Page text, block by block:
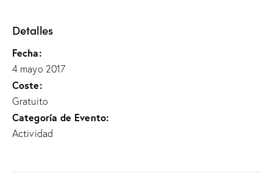
Detalles
Fecha:
4 mayo 2017
Coste:
Gratuito
Categoría de Evento:
Actividad